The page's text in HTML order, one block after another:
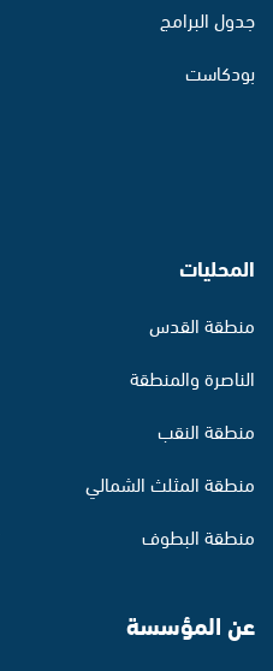
جدول البرامج
بودكاست
المحليات
منطقة القدس
الناصرة والمنطقة
منطقة النقب
منطقة المثلث الشمالي
منطقة البطوف
عن المؤسسة